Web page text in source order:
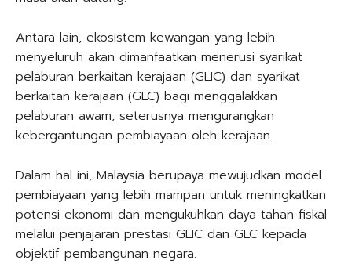
Antara lain, ekosistem kewangan yang lebih
menyeluruh akan dimanfaatkan menerusi syarikat
pelaburan berkaitan kerajaan (GLIC) dan syarikat
berkaitan kerajaan (GLC) bagi menggalakkan
pelaburan awam, seterusnya mengurangkan
kebergantungan pembiayaan oleh kerajaan.
Dalam hal ini, Malaysia berupaya mewujudkan model
pembiayaan yang lebih mampan untuk meningkatkan
potensi ekonomi dan mengukuhkan daya tahan fiskal
melalui penjajaran prestasi GLIC dan GLC kepada
objektif pembangunan negara.